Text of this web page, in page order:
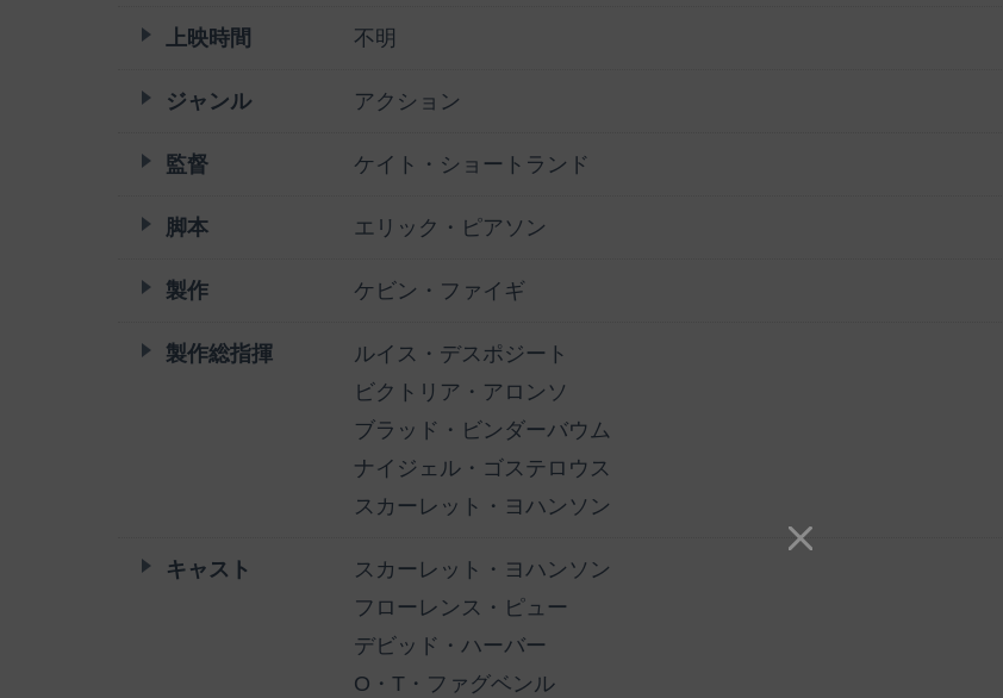
上映時間 不明
ジャンル アクション
監督 ケイト・ショートランド
脚本 エリック・ピアソン
製作 ケビン・ファイギ
製作総指揮
ルイス・デスポジート
ビクトリア・アロンソ
ブラッド・ビンダーバウム
ナイジェル・ゴステロウス
スカーレット・ヨハンソン
キャスト
スカーレット・ヨハンソン
フローレンス・ピュー
デビッド・ハーバー
O・T・ファグベンル